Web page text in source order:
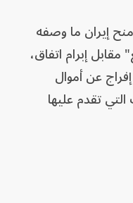
منح إيران ما وصفه
إبرام اتفاق،
عن أموال
تقدم عليها